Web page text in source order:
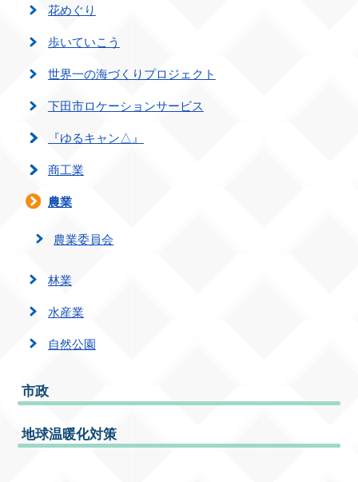
花めぐり
歩いていこう
世界一の海づくりプロジェクト
下田市ロケーションサービス
『ゆるキャン△』
商工業
農業
農業委員会
林業
水産業
自然公園
市政
地球温暖化対策